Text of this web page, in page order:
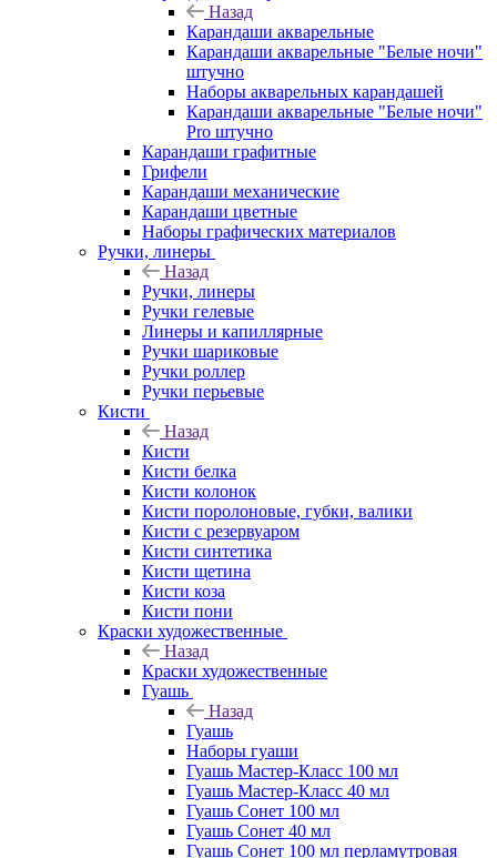
Назад
Карандаши акварельные
Карандаши акварельные "Белые ночи"
штучно
Наборы акварельных карандашей
Карандаши акварельные "Белые ночи"
Pro штучно
Карандаши графитные
Грифели
Карандаши механические
Карандаши цветные
Наборы графических материалов
Ручки, линеры
Назад
Ручки, линеры
Ручки гелевые
Линеры и капиллярные
Ручки шариковые
Ручки роллер
Ручки перьевые
Кисти
Назад
Кисти
Кисти белка
Кисти колонок
Кисти поролоновые, губки, валики
Кисти с резервуаром
Кисти синтетика
Кисти щетина
Кисти коза
Кисти пони
Краски художественные
Назад
Краски художественные
Гуашь
Назад
Гуашь
Наборы гуаши
Гуашь Мастер-Класс 100 мл
Гуашь Мастер-Класс 40 мл
Гуашь Сонет 100 мл
Гуашь Сонет 40 мл
Гуашь Сонет 100 мл перламутровая